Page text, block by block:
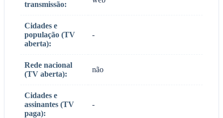
transmissão:
Cidades e
população (TV
aberta):
-
Rede nacional
(TV aberta):
não
Cidades e
assinantes (TV
paga):
-